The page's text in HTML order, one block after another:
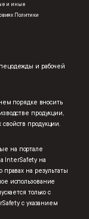
и иные
Политики
и рабочей
порядке вносить
продукции,
продукции.
на портале
InterSafety на
правах на результаты
использование
только с
с указанием